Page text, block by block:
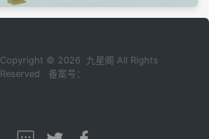
Copyright © 2026 九星阁 All Rights
Reserved 备案号：